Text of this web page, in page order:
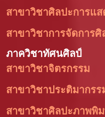
สาขาวิชาศิลปะการแส
สาขาวิชาการจัดการ
ภาควิชาทัศนศิลป์
สาขาวิชาจิตรกรรม
สาขาวิชาประติมากรร
สาขาวิชาศิลปะภาพพิ